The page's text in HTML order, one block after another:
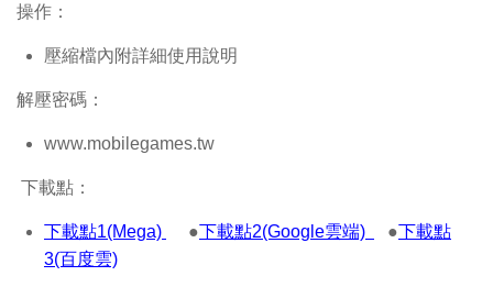
操作：
壓縮檔內附詳細使用說明
解壓密碼：
www.mobilegames.tw
下載點：
下載點1(Mega) ●下載點2(Google雲端) ●下載點
3(百度雲)